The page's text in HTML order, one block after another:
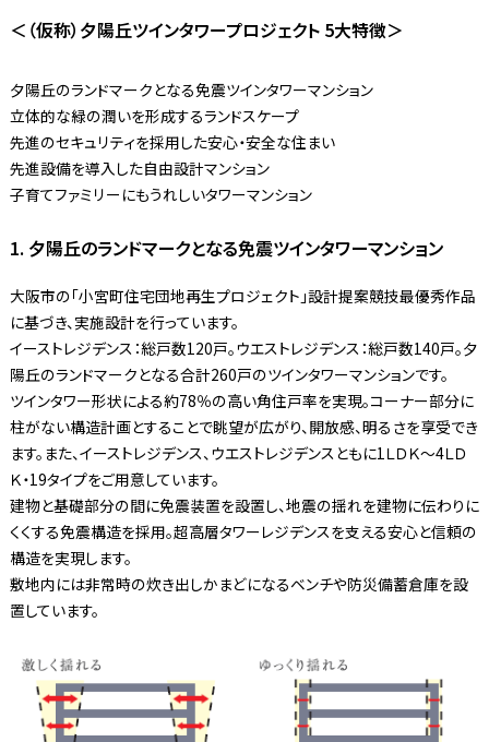
＜（仮称）夕陽丘ツインタワープロジェクト 5大特徴＞
夕陽丘のランドマークとなる免震ツインタワーマンション
立体的な緑の潤いを形成するランドスケープ
先進のセキュリティを採用した安心・安全な住まい
先進設備を導入した自由設計マンション
子育てファミリーにもうれしいタワーマンション
1. 夕陽丘のランドマークとなる免震ツインタワーマンション
大阪市の「小宮町住宅団地再生プロジェクト」設計提案競技最優秀作品
に基づき、実施設計を行っています。
イーストレジデンス：総戸数120戸。ウエストレジデンス：総戸数140戸。夕
陽丘のランドマークとなる合計260戸のツインタワーマンションです。
ツインタワー形状による約78％の高い角住戸率を実現。コーナー部分に
柱がない構造計画とすることで眺望が広がり、開放感、明るさを享受でき
ます。また、イーストレジデンス、ウエストレジデンスともに1ＬＤＫ〜4ＬＤ
Ｋ・19タイプをご用意しています。
建物と基礎部分の間に免震装置を設置し、地震の揺れを建物に伝わりに
くくする免震構造を採用。超高層タワーレジデンスを支える安心と信頼の
構造を実現します。
敷地内には非常時の炊き出しかまどになるベンチや防災備蓄倉庫を設
置しています。